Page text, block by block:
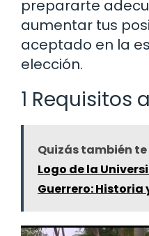
prepararte
aumentar tus
aceptado en la
elección.
1 Requisitos
Quizás también
Logo de la
Guerrero: Historia